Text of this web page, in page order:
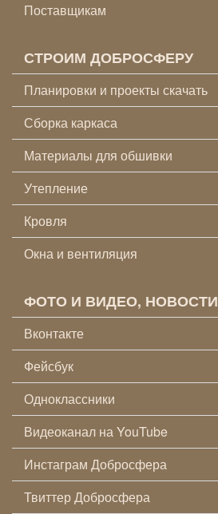
Поставщикам
СТРОИМ ДОБРОСФЕРУ
Планировки и проекты скачать
Сборка каркаса
Материалы для обшивки
Утепление
Кровля
Окна и вентиляция
ФОТО И ВИДЕО, НОВОСТИ
Вконтакте
Фейсбук
Одноклассники
Видеоканал на YouTube
Инстаграм Добросфера
Твиттер Добросфера